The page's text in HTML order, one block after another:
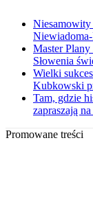
Niesamowity
Master
Słowenia
Wielki
Kubkowski
Tam, gdzie
zapraszają
Promowane treści